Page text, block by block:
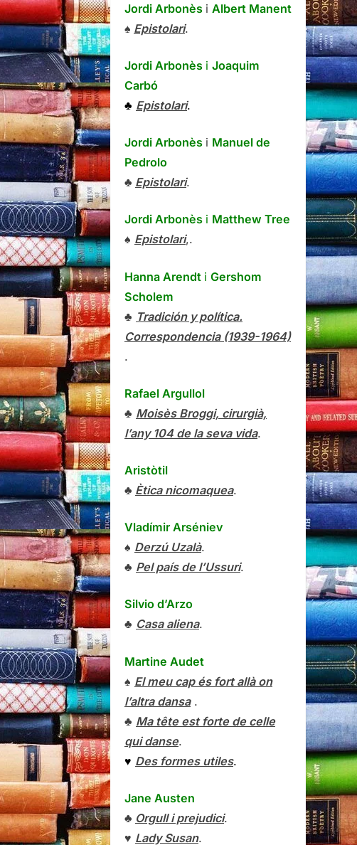
Jordi Arbonès i Albert Manent
♠ Epistolari.
Jordi Arbonès i Joaquim
Carbó
♣ Epistolari.
Jordi Arbonès i Manuel de
Pedrolo
♣ Epistolari.
Jordi Arbonès i Matthew Tree
♠ Epistolari,.
Hanna Arendt i Gershom
Scholem
♣ Tradición y política.
Correspondencia (1939-1964)
.
Rafael Argullol
♣ Moisès Broggi, cirurgià,
l’any 104 de la seva vida.
Aristòtil
♣ Ètica nicomaquea.
Vladímir Arséniev
♠ Derzú Uzalà.
♣ Pel país de l’Ussuri.
Silvio d’Arzo
♣ Casa aliena.
Martine Audet
♠ El meu cap és fort allà on
l’altra dansa.
♣ Ma tête est forte de celle
qui danse.
♥ Des formes utiles.
Jane Austen
♣ Orgull i prejudici.
♥ Lady Susan.